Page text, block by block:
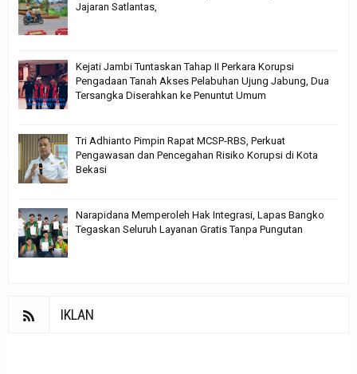
Jajaran Satlantas,
Kejati Jambi Tuntaskan Tahap II Perkara Korupsi
Pengadaan Tanah Akses Pelabuhan Ujung Jabung, Dua
Tersangka Diserahkan ke Penuntut Umum
Tri Adhianto Pimpin Rapat MCSP-RBS, Perkuat
Pengawasan dan Pencegahan Risiko Korupsi di Kota
Bekasi
Narapidana Memperoleh Hak Integrasi, Lapas Bangko
Tegaskan Seluruh Layanan Gratis Tanpa Pungutan
IKLAN